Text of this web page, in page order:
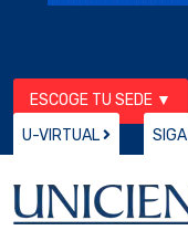
ESCOGE TU SEDE ▼
U-VIRTUAL
SIGA